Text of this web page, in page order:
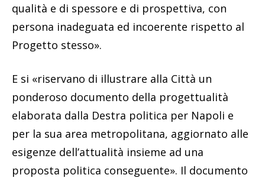
qualità e di spessore e di prospettiva, con
persona inadeguata ed incoerente rispetto al
Progetto stesso».
E si «riservano di illustrare alla Città un
ponderoso documento della progettualità
elaborata dalla Destra politica per Napoli e
per la sua area metropolitana, aggiornato alle
esigenze dell’attualità insieme ad una
proposta politica conseguente». Il documento